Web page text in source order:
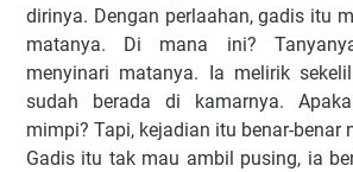
dirinya. Dengan perlaahan, gadis itu
matanya. Di mana ini?
menyinari matanya. Ia melirik
sudah berada di kamarnya.
mimpi? Tapi, kejadian itu benar-benar
Gadis itu tak mau ambil pusing, ia